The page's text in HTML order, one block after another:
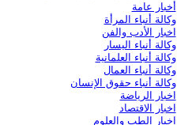
أخبار عامة
وكالة أنباء المرأة
اخبار الأدب والفن
وكالة أنباء اليسار
وكالة أنباء العلمانية
وكالة أنباء العمال
وكالة أنباء حقوق الإنسان
اخبار الرياضة
اخبار الاقتصاد
اخبار الطب والعلوم